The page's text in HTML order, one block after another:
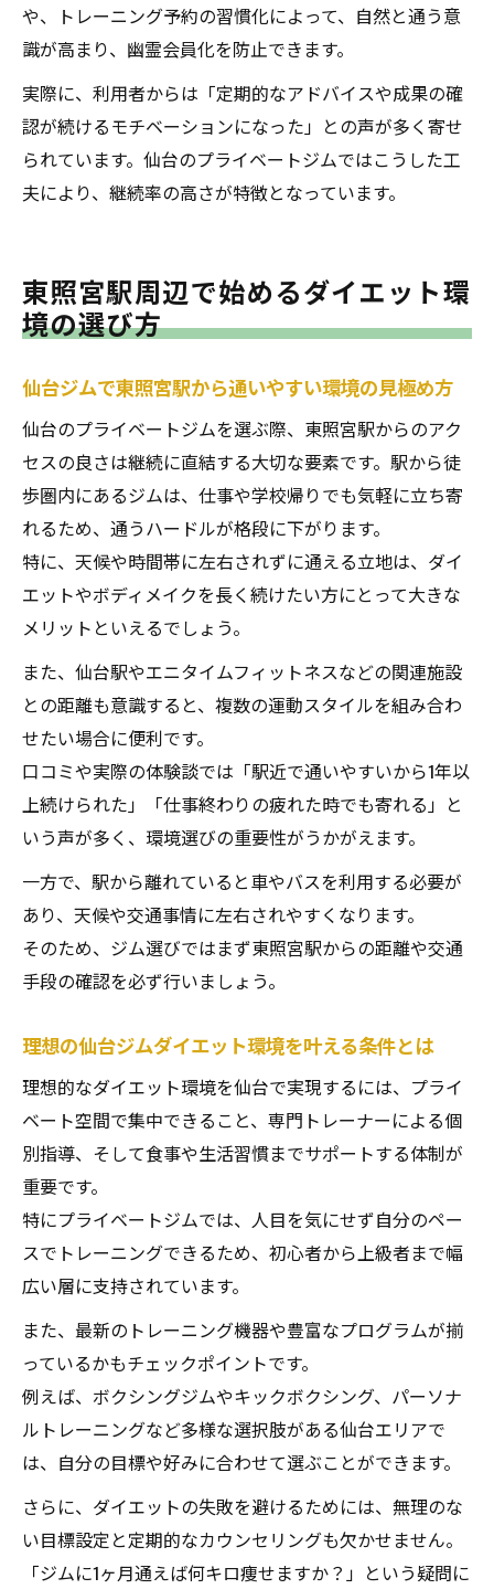
や、トレーニング予約の習慣化によって、自然と通う意
識が高まり、幽霊会員化を防止できます。
実際に、利用者からは「定期的なアドバイスや成果の確
認が続けるモチベーションになった」との声が多く寄せ
られています。仙台のプライベートジムではこうした工
夫により、継続率の高さが特徴となっています。
東照宮駅周辺で始めるダイエット環
境の選び方
仙台ジムで東照宮駅から通いやすい環境の見極め方
仙台のプライベートジムを選ぶ際、東照宮駅からのアク
セスの良さは継続に直結する大切な要素です。駅から徒
歩圏内にあるジムは、仕事や学校帰りでも気軽に立ち寄
れるため、通うハードルが格段に下がります。
特に、天候や時間帯に左右されずに通える立地は、ダイ
エットやボディメイクを長く続けたい方にとって大きな
メリットといえるでしょう。
また、仙台駅やエニタイムフィットネスなどの関連施設
との距離も意識すると、複数の運動スタイルを組み合わ
せたい場合に便利です。
口コミや実際の体験談では「駅近で通いやすいから1年以
上続けられた」「仕事終わりの疲れた時でも寄れる」と
いう声が多く、環境選びの重要性がうかがえます。
一方で、駅から離れていると車やバスを利用する必要が
あり、天候や交通事情に左右されやすくなります。
そのため、ジム選びではまず東照宮駅からの距離や交通
手段の確認を必ず行いましょう。
理想の仙台ジムダイエット環境を叶える条件とは
理想的なダイエット環境を仙台で実現するには、プライ
ベート空間で集中できること、専門トレーナーによる個
別指導、そして食事や生活習慣までサポートする体制が
重要です。
特にプライベートジムでは、人目を気にせず自分のペー
スでトレーニングできるため、初心者から上級者まで幅
広い層に支持されています。
また、最新のトレーニング機器や豊富なプログラムが揃
っているかもチェックポイントです。
例えば、ボクシングジムやキックボクシング、パーソナ
ルトレーニングなど多様な選択肢がある仙台エリアで
は、自分の目標や好みに合わせて選ぶことができます。
さらに、ダイエットの失敗を避けるためには、無理のな
い目標設定と定期的なカウンセリングも欠かせません。
「ジムに1ヶ月通えば何キロ痩せますか？」という疑問に